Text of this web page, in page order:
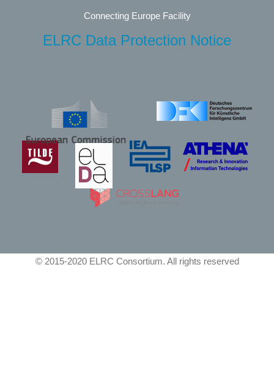
Connecting Europe Facility
ELRC Data Protection Notice
© 2015-2020 ELRC Consortium. All rights reserved